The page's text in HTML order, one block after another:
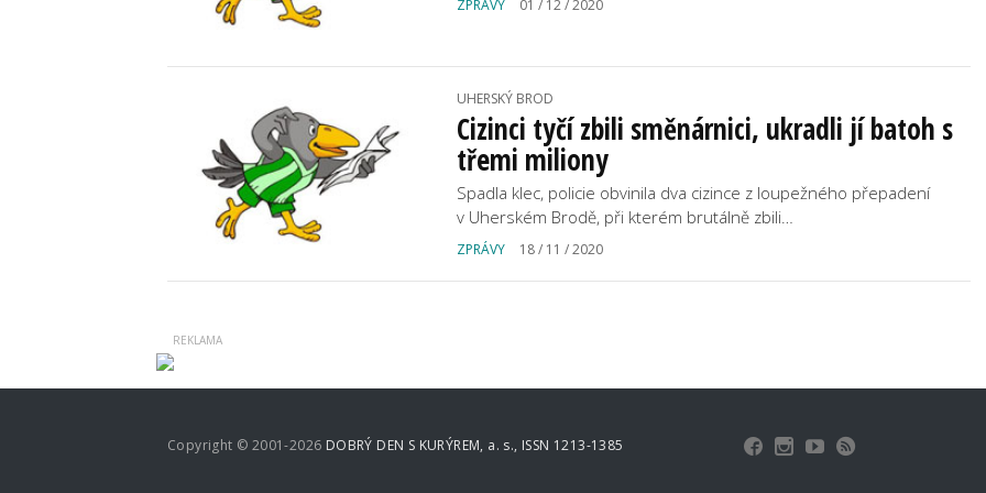
ZPRÁVY 01 / 12 / 2020
UHERSKÝ BROD
Cizinci tyčí zbili směnárnici, ukradli jí batoh s
třemi miliony
Spadla klec, policie obvinila dva cizince z loupežného přepadení
v Uherském Brodě, při kterém brutálně zbili…
ZPRÁVY 18 / 11 / 2020
Copyright © 2001-2026 DOBRÝ DEN S KURÝREM, a. s., ISSN 1213-1385